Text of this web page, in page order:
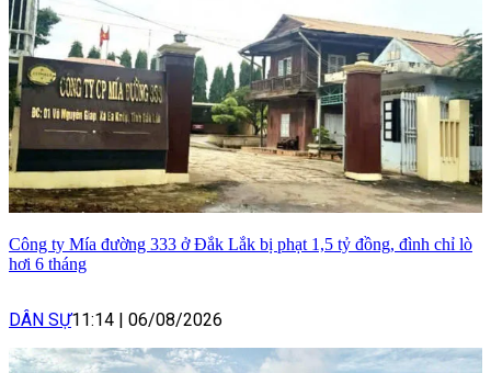
Công ty Mía đường 333 ở Đắk Lắk bị phạt 1,5 tỷ đồng, đình chỉ lò
hơi 6 tháng
DÂN SỰ11:14 | 06/08/2026